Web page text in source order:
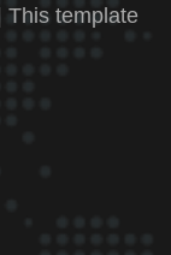
This template